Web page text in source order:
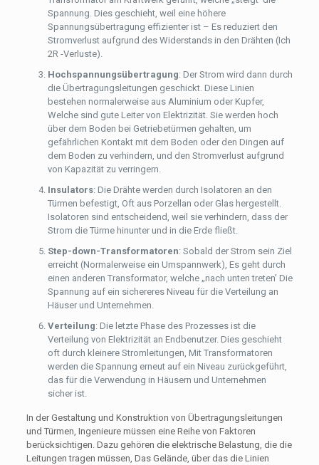
Spannung. Dies geschieht, weil eine höhere
Spannungsübertragung effizienter ist – Es reduziert den
Stromverlust aufgrund des Widerstands in den Drähten (Ich
2R -Verluste).
Hochspannungsübertragung: Der Strom wird dann durch
die Übertragungsleitungen geschickt. Diese Linien
bestehen normalerweise aus Aluminium oder Kupfer,
Welche sind gute Leiter von Elektrizität. Sie werden hoch
über dem Boden bei Getriebetürmen gehalten, um
gefährlichen Kontakt mit dem Boden oder den Dingen auf
dem Boden zu verhindern, und den Stromverlust aufgrund
von Kapazität zu verringern.
Insulators: Die Drähte werden durch Isolatoren an den
Türmen befestigt, Oft aus Porzellan oder Glas hergestellt.
Isolatoren sind entscheidend, weil sie verhindern, dass der
Strom die Türme hinunter und in die Erde fließt.
Step-down-Transformatoren: Sobald der Strom sein Ziel
erreicht (Normalerweise ein Umspannwerk), Es geht durch
einen anderen Transformator, welche „nach unten treten’ Die
Spannung auf ein sichereres Niveau für die Verteilung an
Häuser und Unternehmen.
Verteilung: Die letzte Phase des Prozesses ist die
Verteilung von Elektrizität an Endbenutzer. Dies geschieht
oft durch kleinere Stromleitungen, Mit Transformatoren
werden die Spannung erneut auf ein Niveau zurückgeführt,
das für die Verwendung in Häusern und Unternehmen
sicher ist.
In der Gestaltung und Konstruktion von Übertragungsleitungen
und Türmen, Ingenieure müssen eine Reihe von Faktoren
berücksichtigen. Dazu gehören die elektrische Belastung, die die
Leitungen tragen müssen, Das Gelände, über das die Linien